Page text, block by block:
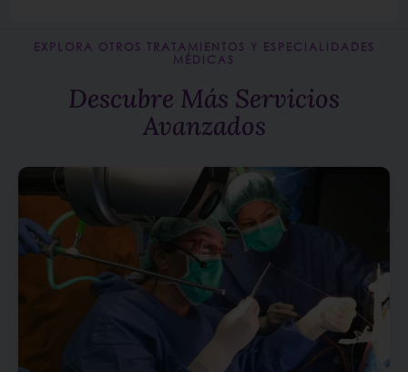
EXPLORA OTROS TRATAMIENTOS Y ESPECIALIDADES
MÉDICAS
Descubre Más Servicios
Avanzados